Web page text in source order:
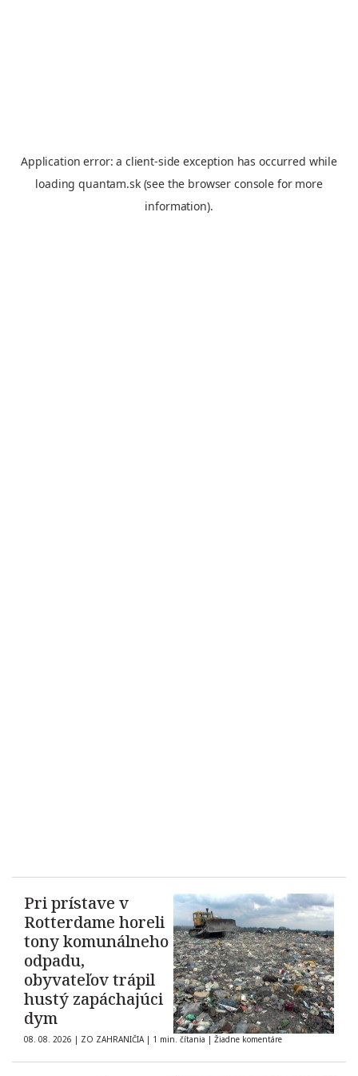
Pri prístave v
Rotterdame horeli
tony komunálneho
odpadu,
obyvateľov trápil
hustý zapáchajúci
dym
08. 08. 2026 | ZO ZAHRANIČIA | 1 min. čítania | Žiadne komentáre